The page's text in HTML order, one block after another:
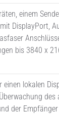
einem
DisplayPort,
bis 3840 x
einen lokalen
des
der